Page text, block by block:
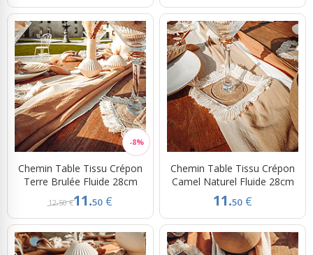
Chemin Table Tissu Crépon
Terre Brulée Fluide 28cm
12,50 €11.50 €
Chemin Table Tissu Crépon
Camel Naturel Fluide 28cm
11.50 €